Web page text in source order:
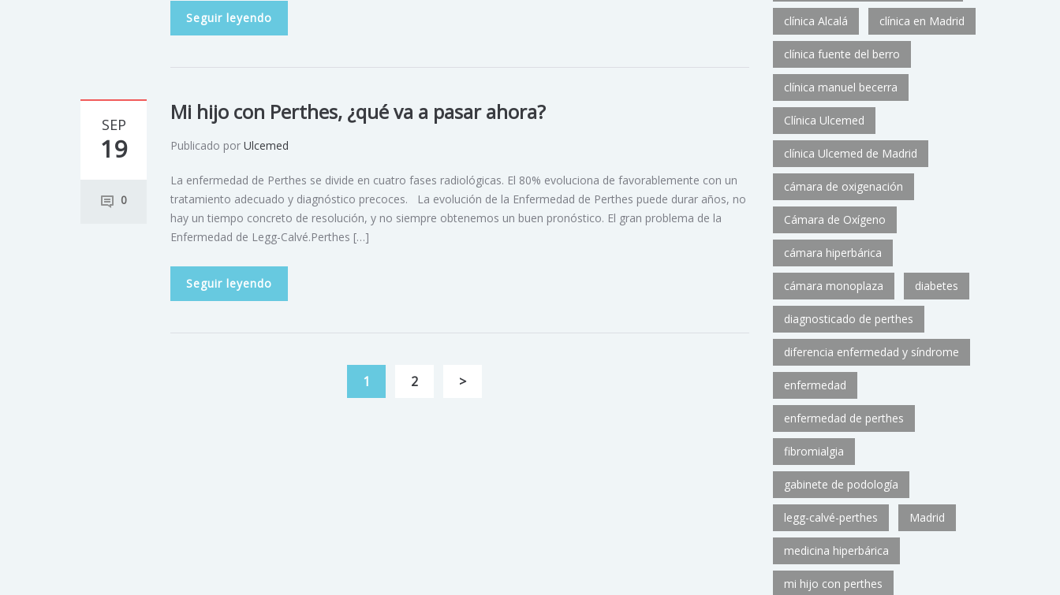
Seguir leyendo
SEP
19
0
Mi hijo con Perthes, ¿qué va a pasar ahora?
Publicado por Ulcemed
La enfermedad de Perthes se divide en cuatro fases radiológicas. El 80% evoluciona de favorablemente con un
tratamiento adecuado y diagnóstico precoces. La evolución de la Enfermedad de Perthes puede durar años, no
hay un tiempo concreto de resolución, y no siempre obtenemos un buen pronóstico. El gran problema de la
Enfermedad de Legg-Calvé.Perthes […]
Seguir leyendo
1 2 >
clínica Alcalá clínica en Madrid
clínica fuente del berro
clínica manuel becerra
Clínica Ulcemed
clínica Ulcemed de Madrid
cámara de oxigenación
Cámara de Oxígeno
cámara hiperbárica
cámara monoplaza diabetes
diagnosticado de perthes
diferencia enfermedad y síndrome
enfermedad
enfermedad de perthes
fibromialgia
gabinete de podología
legg-calvé-perthes Madrid
medicina hiperbárica
mi hijo con perthes